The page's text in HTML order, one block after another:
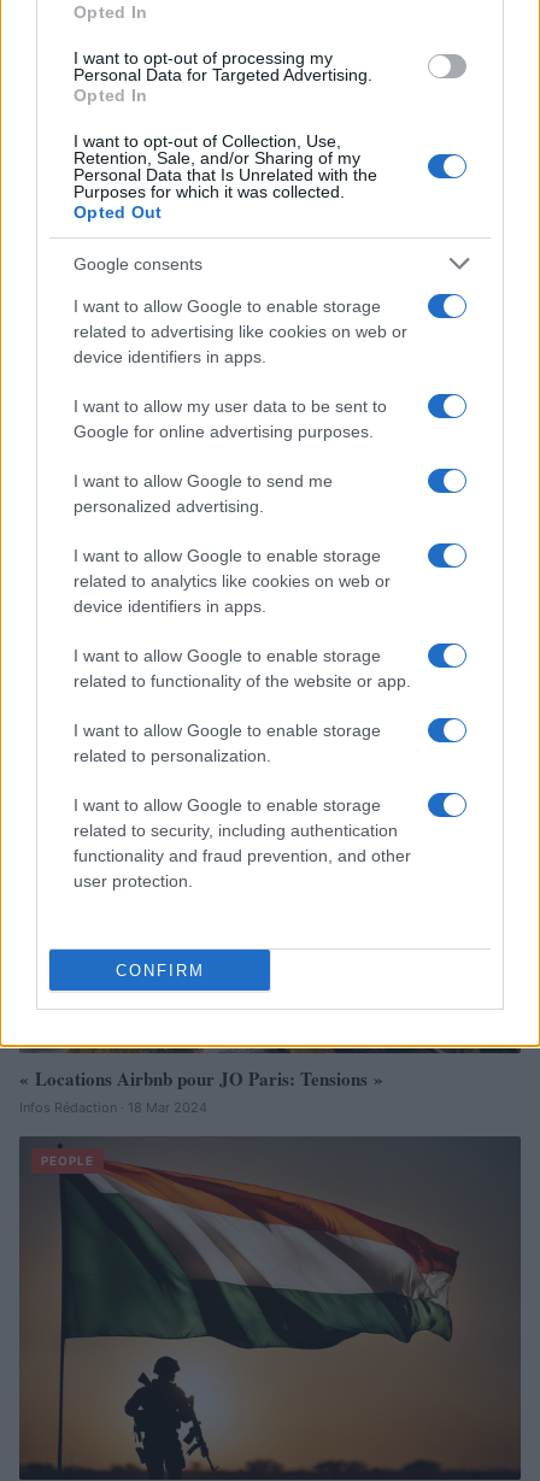
Opted In
I want to opt-out of processing my
Personal Data for Targeted Advertising.
Opted In
I want to opt-out of Collection, Use,
Retention, Sale, and/or Sharing of my
Personal Data that Is Unrelated with the
Purposes for which it was collected.
Opted Out
Google consents
I want to allow Google to enable storage
related to advertising like cookies on web or
device identifiers in apps.
I want to allow my user data to be sent to
Google for online advertising purposes.
I want to allow Google to send me
personalized advertising.
I want to allow Google to enable storage
related to analytics like cookies on web or
device identifiers in apps.
I want to allow Google to enable storage
related to functionality of the website or app.
I want to allow Google to enable storage
related to personalization.
I want to allow Google to enable storage
related to security, including authentication
functionality and fraud prevention, and other
user protection.
CONFIRM
À lire aussi
PEOPLE
Sciences Po: Intraitable sur l’antisémitisme controversé
Infos Rédaction · 18 Mar 2024
PEOPLE
« Locations Airbnb pour JO Paris: Tensions »
Infos Rédaction · 18 Mar 2024
PEOPLE